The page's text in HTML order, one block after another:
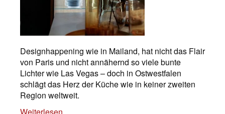
Designhappening wie in Mailand, hat nicht das Flair
von Paris und nicht annähernd so viele bunte
Lichter wie Las Vegas – doch in Ostwestfalen
schlägt das Herz der Küche wie in keiner zweiten
Region weltweit.
Weiterlesen